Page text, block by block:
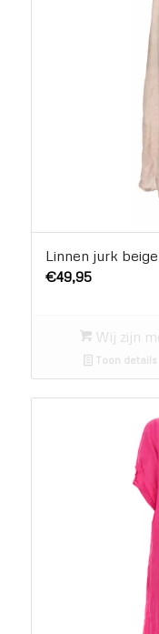
Linnen jurk beige
€49,95
Wij zijn
Toon details